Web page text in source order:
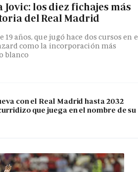
Jovic: los diez fichajes más
del Real Madrid
años, que jugó hace dos cursos en
como la incorporación más
blanco
con el Real Madrid hasta 2032
que juega en el nombre de su